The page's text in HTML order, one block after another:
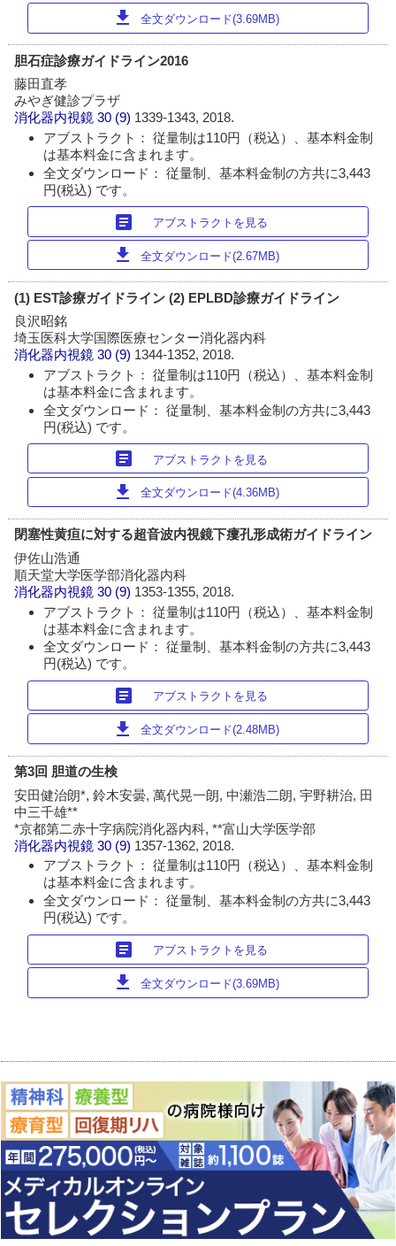
download 全文ダウンロード(3.69MB)
胆石症診療ガイドライン2016
藤田直孝
みやぎ健診プラザ
消化器内視鏡 30 (9) 1339-1343, 2018.
アブストラクト： 従量制は110円（税込）、基本料金制
は基本料金に含まれます。
全文ダウンロード： 従量制、基本料金制の方共に3,443
円(税込) です。
article アブストラクトを見る
download 全文ダウンロード(2.67MB)
(1) EST診療ガイドライン (2) EPLBD診療ガイドライン
良沢昭銘
埼玉医科大学国際医療センター消化器内科
消化器内視鏡 30 (9) 1344-1352, 2018.
アブストラクト： 従量制は110円（税込）、基本料金制
は基本料金に含まれます。
全文ダウンロード： 従量制、基本料金制の方共に3,443
円(税込) です。
article アブストラクトを見る
download 全文ダウンロード(4.36MB)
閉塞性黄疸に対する超音波内視鏡下瘻孔形成術ガイドライン
伊佐山浩通
順天堂大学医学部消化器内科
消化器内視鏡 30 (9) 1353-1355, 2018.
アブストラクト： 従量制は110円（税込）、基本料金制
は基本料金に含まれます。
全文ダウンロード： 従量制、基本料金制の方共に3,443
円(税込) です。
article アブストラクトを見る
download 全文ダウンロード(2.48MB)
第3回 胆道の生検
安田健治朗*, 鈴木安曇, 萬代晃一朗, 中瀬浩二朗, 宇野耕治, 田
中三千雄**
*京都第二赤十字病院消化器内科, **富山大学医学部
消化器内視鏡 30 (9) 1357-1362, 2018.
アブストラクト： 従量制は110円（税込）、基本料金制
は基本料金に含まれます。
全文ダウンロード： 従量制、基本料金制の方共に3,443
円(税込) です。
article アブストラクトを見る
download 全文ダウンロード(3.69MB)